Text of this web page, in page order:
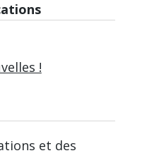
!
et des